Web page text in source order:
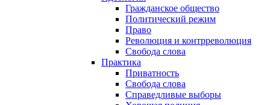
Гражданское общество
Политический режим
Право
Революция и контрреволюция
Свобода слова
Практика
Приватность
Свобода слова
Справедливые выборы